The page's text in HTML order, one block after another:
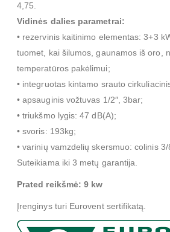
4,75.
Vidinės dalies parametrai:
• rezervinis kaitinimo elementas: 3+3
tuomet, kai šilumos, gaunamos iš oro,
temperatūros pakėlimui;
• integruotas kintamo srauto
• apsauginis vožtuvas 1/2″, 3bar;
• triukšmo lygis: 47 dB(A);
• svoris: 193kg;
• varinių vamzdelių skersmuo: colinis 3/
Suteikiama iki 3 metų garantija.
Prated reikšmė: 9 kw
Įrenginys turi Eurovent sertifikatą.